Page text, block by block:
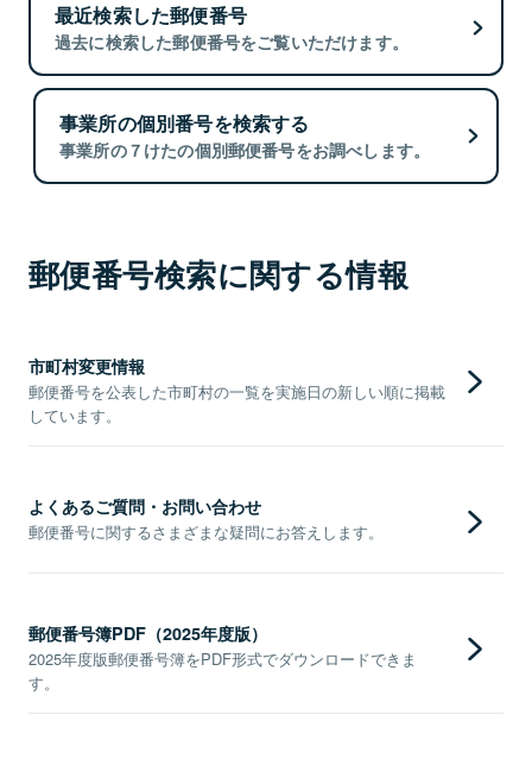
最近検索した郵便番号
過去に検索した郵便番号をご覧いただけます。
事業所の個別番号を検索する
事業所の７けたの個別郵便番号をお調べします。
郵便番号検索に関する情報
市町村変更情報
郵便番号を公表した市町村の一覧を実施日の新しい順に掲載
しています。
よくあるご質問・お問い合わせ
郵便番号に関するさまざまな疑問にお答えします。
郵便番号簿PDF（2025年度版）
2025年度版郵便番号簿をPDF形式でダウンロードできま
す。